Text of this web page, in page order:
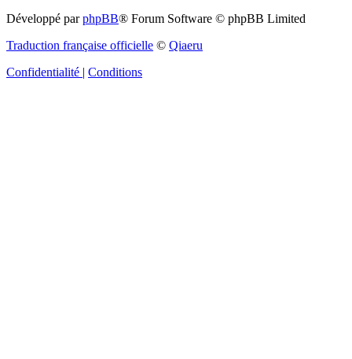
Développé parphpBB® Forum Software © phpBB Limited
Traduction française officielle © Qiaeru
Confidentialité | Conditions